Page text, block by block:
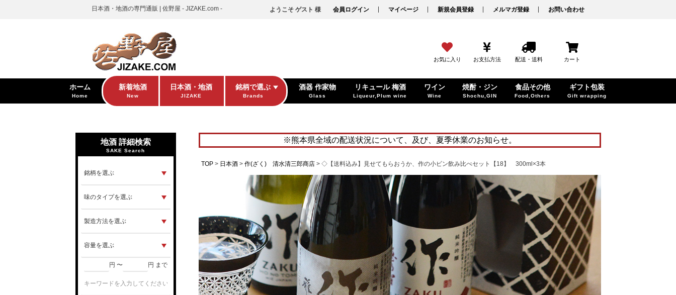
日本酒・地酒の専門通販 | 佐野屋 - JIZAKE.com - ようこそ ゲスト 様 会員ログイン マイページ 新規会員登録 メルマガ登録 お問い合わせ
お気に入り お支払方法 配送・送料 カート
ホーム
Home
新着地酒
New
日本酒・地酒
JIZAKE
銘柄で選ぶ
Brands
酒器 作家物
Glass
リキュール 梅酒
Liqueur,Plum wine
ワイン
Wine
焼酎・ジン
Shochu,GIN
食品その他
Food,Others
ギフト包装
Gift wrapping
地酒 詳細検索
SAKE Search
円 〜 円 まで
※熊本県全域の配送状況について、及び、夏季休業のお知らせ。
TOP 日本酒 作(ざく) 清水清三郎商店 ◇【送料込み】見せてもらおうか、作の小ビン飲み比べセット【18】 300ml×3本